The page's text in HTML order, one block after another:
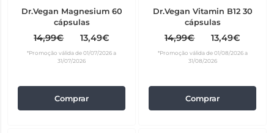
Dr.Vegan Magnesium 60
cápsulas
14,99€ 13,49€
*Promoção válida de 01/07/2026 a
31/07/2026
Comprar
Dr.Vegan Vitamin B12 30
cápsulas
14,99€ 13,49€
*Promoção válida de 01/08/2026 a
31/08/2026
Comprar